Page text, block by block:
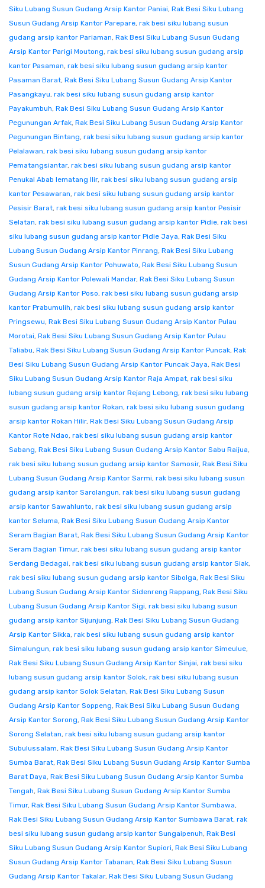
Siku Lubang Susun Gudang Arsip Kantor Paniai, Rak Besi Siku Lubang
Susun Gudang Arsip Kantor Parepare, rak besi siku lubang susun
gudang arsip kantor Pariaman, Rak Besi Siku Lubang Susun Gudang
Arsip Kantor Parigi Moutong, rak besi siku lubang susun gudang arsip
kantor Pasaman, rak besi siku lubang susun gudang arsip kantor
Pasaman Barat, Rak Besi Siku Lubang Susun Gudang Arsip Kantor
Pasangkayu, rak besi siku lubang susun gudang arsip kantor
Payakumbuh, Rak Besi Siku Lubang Susun Gudang Arsip Kantor
Pegunungan Arfak, Rak Besi Siku Lubang Susun Gudang Arsip Kantor
Pegunungan Bintang, rak besi siku lubang susun gudang arsip kantor
Pelalawan, rak besi siku lubang susun gudang arsip kantor
Pematangsiantar, rak besi siku lubang susun gudang arsip kantor
Penukal Abab lematang Ilir, rak besi siku lubang susun gudang arsip
kantor Pesawaran, rak besi siku lubang susun gudang arsip kantor
Pesisir Barat, rak besi siku lubang susun gudang arsip kantor Pesisir
Selatan, rak besi siku lubang susun gudang arsip kantor Pidie, rak besi
siku lubang susun gudang arsip kantor Pidie Jaya, Rak Besi Siku
Lubang Susun Gudang Arsip Kantor Pinrang, Rak Besi Siku Lubang
Susun Gudang Arsip Kantor Pohuwato, Rak Besi Siku Lubang Susun
Gudang Arsip Kantor Polewali Mandar, Rak Besi Siku Lubang Susun
Gudang Arsip Kantor Poso, rak besi siku lubang susun gudang arsip
kantor Prabumulih, rak besi siku lubang susun gudang arsip kantor
Pringsewu, Rak Besi Siku Lubang Susun Gudang Arsip Kantor Pulau
Morotai, Rak Besi Siku Lubang Susun Gudang Arsip Kantor Pulau
Taliabu, Rak Besi Siku Lubang Susun Gudang Arsip Kantor Puncak, Rak
Besi Siku Lubang Susun Gudang Arsip Kantor Puncak Jaya, Rak Besi
Siku Lubang Susun Gudang Arsip Kantor Raja Ampat, rak besi siku
lubang susun gudang arsip kantor Rejang Lebong, rak besi siku lubang
susun gudang arsip kantor Rokan, rak besi siku lubang susun gudang
arsip kantor Rokan Hilir, Rak Besi Siku Lubang Susun Gudang Arsip
Kantor Rote Ndao, rak besi siku lubang susun gudang arsip kantor
Sabang, Rak Besi Siku Lubang Susun Gudang Arsip Kantor Sabu Raijua,
rak besi siku lubang susun gudang arsip kantor Samosir, Rak Besi Siku
Lubang Susun Gudang Arsip Kantor Sarmi, rak besi siku lubang susun
gudang arsip kantor Sarolangun, rak besi siku lubang susun gudang
arsip kantor Sawahlunto, rak besi siku lubang susun gudang arsip
kantor Seluma, Rak Besi Siku Lubang Susun Gudang Arsip Kantor
Seram Bagian Barat, Rak Besi Siku Lubang Susun Gudang Arsip Kantor
Seram Bagian Timur, rak besi siku lubang susun gudang arsip kantor
Serdang Bedagai, rak besi siku lubang susun gudang arsip kantor Siak,
rak besi siku lubang susun gudang arsip kantor Sibolga, Rak Besi Siku
Lubang Susun Gudang Arsip Kantor Sidenreng Rappang, Rak Besi Siku
Lubang Susun Gudang Arsip Kantor Sigi, rak besi siku lubang susun
gudang arsip kantor Sijunjung, Rak Besi Siku Lubang Susun Gudang
Arsip Kantor Sikka, rak besi siku lubang susun gudang arsip kantor
Simalungun, rak besi siku lubang susun gudang arsip kantor Simeulue,
Rak Besi Siku Lubang Susun Gudang Arsip Kantor Sinjai, rak besi siku
lubang susun gudang arsip kantor Solok, rak besi siku lubang susun
gudang arsip kantor Solok Selatan, Rak Besi Siku Lubang Susun
Gudang Arsip Kantor Soppeng, Rak Besi Siku Lubang Susun Gudang
Arsip Kantor Sorong, Rak Besi Siku Lubang Susun Gudang Arsip Kantor
Sorong Selatan, rak besi siku lubang susun gudang arsip kantor
Subulussalam, Rak Besi Siku Lubang Susun Gudang Arsip Kantor
Sumba Barat, Rak Besi Siku Lubang Susun Gudang Arsip Kantor Sumba
Barat Daya, Rak Besi Siku Lubang Susun Gudang Arsip Kantor Sumba
Tengah, Rak Besi Siku Lubang Susun Gudang Arsip Kantor Sumba
Timur, Rak Besi Siku Lubang Susun Gudang Arsip Kantor Sumbawa,
Rak Besi Siku Lubang Susun Gudang Arsip Kantor Sumbawa Barat, rak
besi siku lubang susun gudang arsip kantor Sungaipenuh, Rak Besi
Siku Lubang Susun Gudang Arsip Kantor Supiori, Rak Besi Siku Lubang
Susun Gudang Arsip Kantor Tabanan, Rak Besi Siku Lubang Susun
Gudang Arsip Kantor Takalar, Rak Besi Siku Lubang Susun Gudang